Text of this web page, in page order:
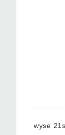
wyse